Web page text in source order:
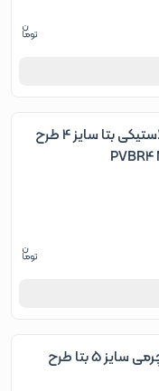
توپ والیبال لاستیکی بتا سایز 4 طرح
توپ والیبال چرمی سایز 5 بتا طرح